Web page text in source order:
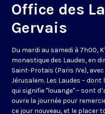
Office des
Gervais
Du mardi au samedi à 7h00,
monastique des Laudes, en
Saint-Protais (Paris IVe),
Jérusalem. Les Laudes –
qui signifie "louange" – sont
ouvre la journée pour
ce jour nouveau, et le placer